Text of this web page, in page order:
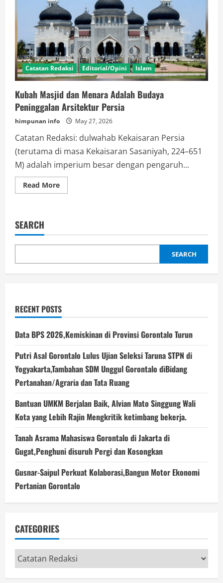
Catatan Redaksi Editorial/Opini Islam
Kubah Masjid dan Menara Adalah Budaya
Peninggalan Arsitektur Persia
himpunan info May 27, 2026
Catatan Redaksi: dulwahab Kekaisaran Persia
(terutama di masa Kekaisaran Sasaniyah, 224–651
M) adalah imperium besar dengan pengaruh...
Read MoreRead
more
Adalah
Peninggalan
Persia
SEARCH
SEARCH
RECENT POSTS
Data BPS 2026,Kemiskinan di Provinsi Gorontalo Turun
Putri Asal Gorontalo Lulus Ujian Seleksi Taruna STPN di
Yogyakarta,Tambahan SDM Unggul Gorontalo diBidang
Pertanahan/Agraria dan Tata Ruang
Bantuan UMKM Berjalan Baik, Alvian Mato Singgung Wali
Kota yang Lebih Rajin Mengkritik ketimbang bekerja.
Tanah Asrama Mahasiswa Gorontalo di Jakarta di
Gugat,Penghuni disuruh Pergi dan Kosongkan
Gusnar-Saipul Perkuat Kolaborasi,Bangun Motor Ekonomi
Pertanian Gorontalo
CATEGORIES
Categories